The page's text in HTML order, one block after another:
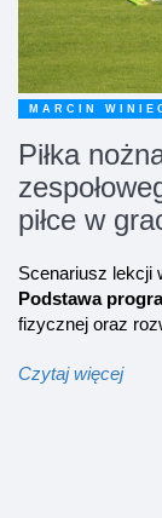
MARCIN
Piłka
piłce w
Scenariusz lekcji
Podstawa
fizycznej oraz
Czytaj więcej